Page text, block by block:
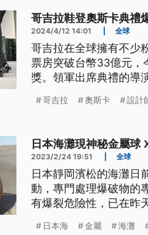
哥吉拉鞋登奧斯卡典禮
2024/4/12 14:01 全球
哥吉拉在全球擁有不少
票房突破台幣33億元，
獎。領軍出席典禮的導
本設計師的訂單也接不
哥吉拉 奧斯卡 設計
日本海灘現神秘金屬球
2023/2/24 19:51 全球
日本靜岡濱松的海灘日
動，專門處理爆破物的
有爆裂危險性，已在昨
日本海 金屬 海灘